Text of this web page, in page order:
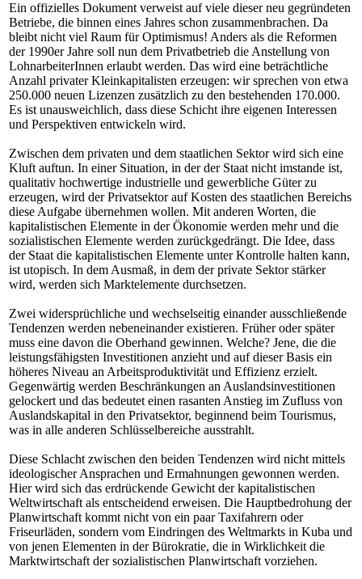
Ein offizielles Dokument verweist auf viele dieser neu gegründeten
Betriebe, die binnen eines Jahres schon zusammenbrachen. Da
bleibt nicht viel Raum für Optimismus! Anders als die Reformen
der 1990er Jahre soll nun dem Privatbetrieb die Anstellung von
LohnarbeiterInnen erlaubt werden. Das wird eine beträchtliche
Anzahl privater Kleinkapitalisten erzeugen: wir sprechen von etwa
250.000 neuen Lizenzen zusätzlich zu den bestehenden 170.000.
Es ist unausweichlich, dass diese Schicht ihre eigenen Interessen
und Perspektiven entwickeln wird.
Zwischen dem privaten und dem staatlichen Sektor wird sich eine
Kluft auftun. In einer Situation, in der der Staat nicht imstande ist,
qualitativ hochwertige industrielle und gewerbliche Güter zu
erzeugen, wird der Privatsektor auf Kosten des staatlichen Bereichs
diese Aufgabe übernehmen wollen. Mit anderen Worten, die
kapitalistischen Elemente in der Ökonomie werden mehr und die
sozialistischen Elemente werden zurückgedrängt. Die Idee, dass
der Staat die kapitalistischen Elemente unter Kontrolle halten kann,
ist utopisch. In dem Ausmaß, in dem der private Sektor stärker
wird, werden sich Marktelemente durchsetzen.
Zwei widersprüchliche und wechselseitig einander ausschließende
Tendenzen werden nebeneinander existieren. Früher oder später
muss eine davon die Oberhand gewinnen. Welche? Jene, die die
leistungsfähigsten Investitionen anzieht und auf dieser Basis ein
höheres Niveau an Arbeitsproduktivität und Effizienz erzielt.
Gegenwärtig werden Beschränkungen an Auslandsinvestitionen
gelockert und das bedeutet einen rasanten Anstieg im Zufluss von
Auslandskapital in den Privatsektor, beginnend beim Tourismus,
was in alle anderen Schlüsselbereiche ausstrahlt.
Diese Schlacht zwischen den beiden Tendenzen wird nicht mittels
ideologischer Ansprachen und Ermahnungen gewonnen werden.
Hier wird sich das erdrückende Gewicht der kapitalistischen
Weltwirtschaft als entscheidend erweisen. Die Hauptbedrohung der
Planwirtschaft kommt nicht von ein paar Taxifahrern oder
Friseurläden, sondern vom Eindringen des Weltmarkts in Kuba und
von jenen Elementen in der Bürokratie, die in Wirklichkeit die
Marktwirtschaft der sozialistischen Planwirtschaft vorziehen.